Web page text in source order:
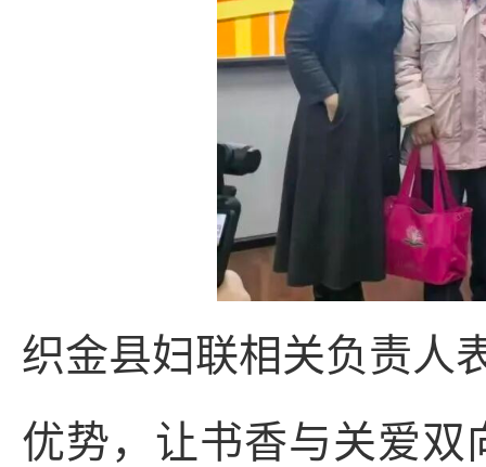
织金县妇联相关负责人
优势，让书香与关爱双